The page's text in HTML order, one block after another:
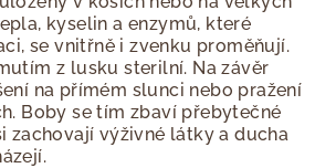
kyselin a enzymů, které
se vnitřně i zvenku proměňují.
z lusku sterilní. Na závěr
na přímém slunci nebo pražení
Boby se tím zbaví přebytečné
zachovají výživné látky a ducha